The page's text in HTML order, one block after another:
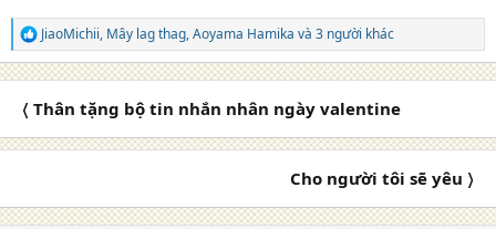
R
e
a
o
JiaoMichii, Mây lag thag,Aoyama Hamika và 3 người khác
〈 Thân tặng bộ tin nhắn nhân ngày valentine
Cho người tôi sẽ yêu 〉